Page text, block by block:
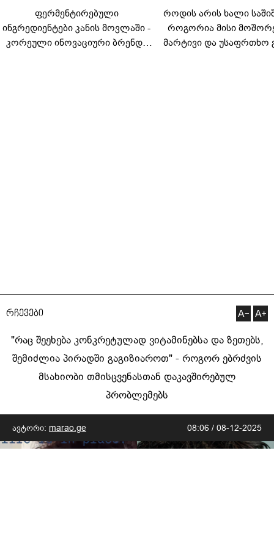
ფერმენტირებული
ინგრედიენტები კანის მოვლაში -
კორეული ინოვაციური ბრენდი
როდის არის ხალი
როგორია მისი
მარტივი და უსაფრთხო
რჩევები
"რაც შეეხება კონკრეტულად ვიტამინებსა და ზეთებს,
შემიძლია პირადში გაგიზიაროთ" - როგორ ებრძვის
მსახიობი თმისცვენასთან დაკავშირებულ
პრობლემებს
ავტორი: marao.ge 08:06 / 08-12-2025